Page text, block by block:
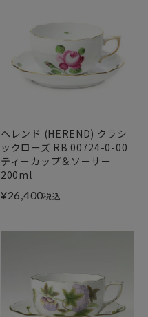
ヘレンド (HEREND) クラシ
ックローズ RB 00724-0-00
ティーカップ＆ソーサー
200ml
¥26,400税込